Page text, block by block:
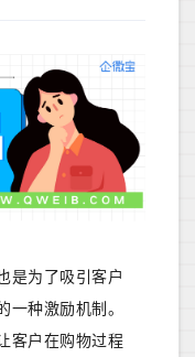
是为了吸引客户
一种激励机制。
客户在购物过程